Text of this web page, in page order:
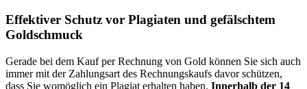
Effektiver Schutz vor Plagiaten und gefälschtem
Goldschmuck
Gerade bei dem Kauf per Rechnung von Gold können Sie sich auch
immer mit der Zahlungsart des Rechnungskaufs davor schützen,
dass Sie womöglich ein Plagiat erhalten haben. Innerhalb der 14